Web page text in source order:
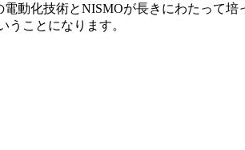
動化技術とNISMOが長きにわたって
ことになります。